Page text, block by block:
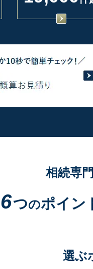
相続専
6つのポイン
選ぶ